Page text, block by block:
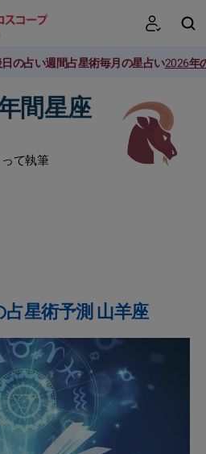
の占い週間占星術毎月の星占い2026年
間星座
て執筆
星術予測 山羊座